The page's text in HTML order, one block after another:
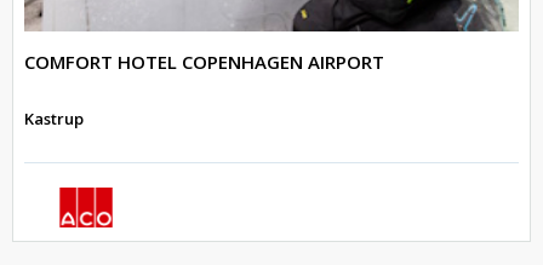
COMFORT HOTEL COPENHAGEN AIRPORT
Kastrup